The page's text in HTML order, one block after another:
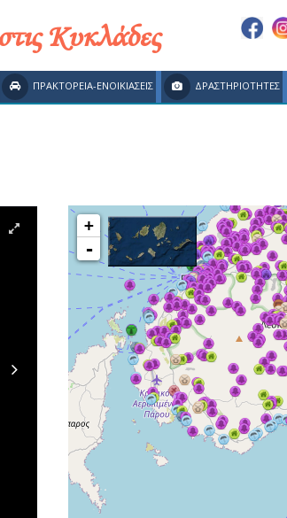
Κυκλάδες
ΠΡΑΚΤΟΡΕΙΑ-ΕΝΟΙΚΙΑΣΕΙΣ ΔΡΑΣΤΗΡΙΟΤΗΤΕΣ
+
-